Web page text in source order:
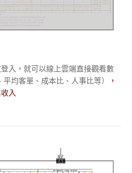
入，就可以線上雲端直接觀看數
均客單、成本比、人事比等）
，
入